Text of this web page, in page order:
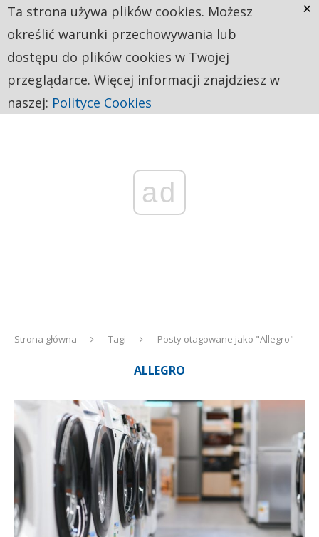
ad
Strona główna Tagi Posty otagowane jako "Allegro"
ALLEGRO
Ta strona używa plików cookies. Możesz
określić warunki przechowywania lub
dostępu do plików cookies w Twojej
przeglądarce. Więcej informacji znajdziesz w
naszej: Polityce Cookies
×